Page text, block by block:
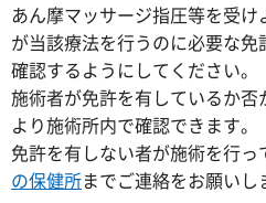
あん摩マッサージ指圧等を受
が当該療法を行うのに必要な
確認するようにしてください。
施術者が免許を有しているか
より施術所内で確認できます。
免許を有しない者が施術を行っ
の保健所までご連絡をお願いし